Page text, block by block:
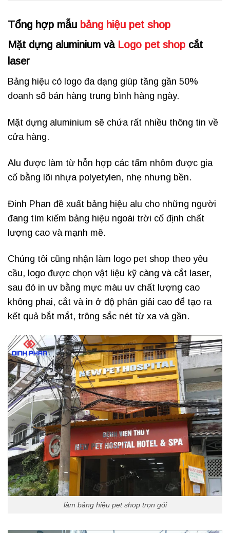
Tổng hợp mẫu bảng hiệu pet shop
Mặt dựng aluminium và Logo pet shop cắt
laser
Bảng hiệu có logo đa dạng giúp tăng gần 50%
doanh số bán hàng trung bình hàng ngày.
Mặt dựng aluminium sẽ chứa rất nhiều thông tin về
cửa hàng.
Alu được làm từ hỗn hợp các tấm nhôm được gia
cố bằng lõi nhựa polyetylen, nhẹ nhưng bền.
Đinh Phan đề xuất bảng hiệu alu cho những người
đang tìm kiếm bảng hiệu ngoài trời cố định chất
lượng cao và mạnh mẽ.
Chúng tôi cũng nhận làm logo pet shop theo yêu
cầu, logo được chọn vật liệu kỹ càng và cắt laser,
sau đó in uv bằng mực màu uv chất lượng cao
không phai, cắt và in ở độ phân giải cao để tạo ra
kết quả bắt mắt, trông sắc nét từ xa và gần.
làm bảng hiệu pet shop trọn gói